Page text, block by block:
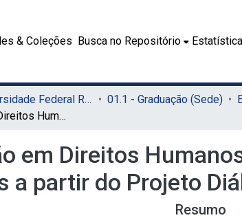
& Coleções Busca no Repositório
01. Universidade Federal Rural de Pernambuco - UFRPE (Sede) 01.1 - Graduação (Sede)
Educação em Direitos Humanos no cotidiano das universidades: reflexões a partir do Projeto Diálogos
em Direitos
a partir do Projeto
Resumo